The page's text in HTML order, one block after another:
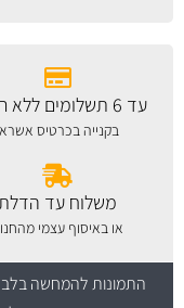
עד 6 תשלומים ללא ריבית
בקנייה בכרטיס
משלוח עד
או באיסוף עצמי
התמונות להמחשה